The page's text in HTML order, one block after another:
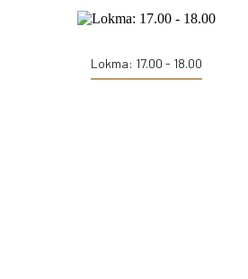
Lokma: 17.00 - 18.00